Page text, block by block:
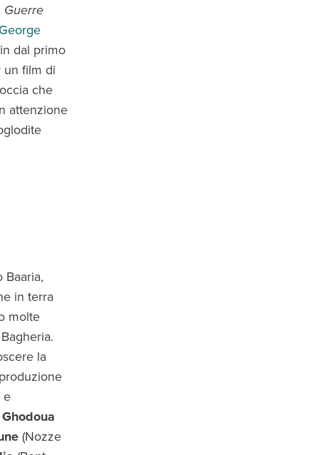
Guerre
George
dal primo
film di
che
attenzione
Baaria,
in terra
molte
la
e
Ghodoua
(Nozze